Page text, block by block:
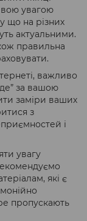
увагою
що на різних
актуальними.
правильна
важливо
за вашою
заміри ваших
з
і
увагу
які є
пропускають